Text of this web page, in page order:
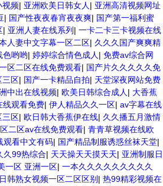
视频| 亚洲欧美日韩女人 | 亚洲高清视频网址
| 国产性夜夜春宵夜夜爽| 国产第一福利蜜
| 亚洲人妻在线系列 | 一卡二卡三卡视频在线
人妻中文字幕一区二区| 久久久国产爽爽精
色哟哟| 婷婷综合情色成人 | 免费av综合网
区二区在线免费观看| 国产片久久久久久免
三区| 国产一卡精品自拍| 天堂深夜网站免费
中出在线视频| 欧美日韩综合成人 | 大香蕉
线观看免费| 伊人精品久久一区| av字幕在线
三区| 欧日韩大香蕉伊在线| 久久播五月激情
二区av在线免费观看| 青青草视频在线欧
观看中文有码| 国产精品制服诱惑丝袜天堂|
久99热综合| 天天操天天摸天天| 亚洲制服日
一区 亚洲一区| 一本久久久久久久久久久
日韩熟女视频一区二区区别 | 热99精彩视频在